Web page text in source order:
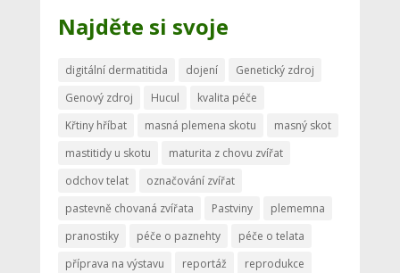
Najděte si svoje
digitální dermatitida dojení
Genetický zdroj
Genový zdroj
Hucul
kvalita péče
Křtiny hříbat
masná plemena skotu
masný skot
mastitidy u skotu
maturita z chovu zvířat
odchov telat
označování zvířat
pastevně chovaná zvířata
Pastviny
plememna
pranostiky
péče o paznehty
péče o telata
příprava na výstavu
reportáž
reprodukce